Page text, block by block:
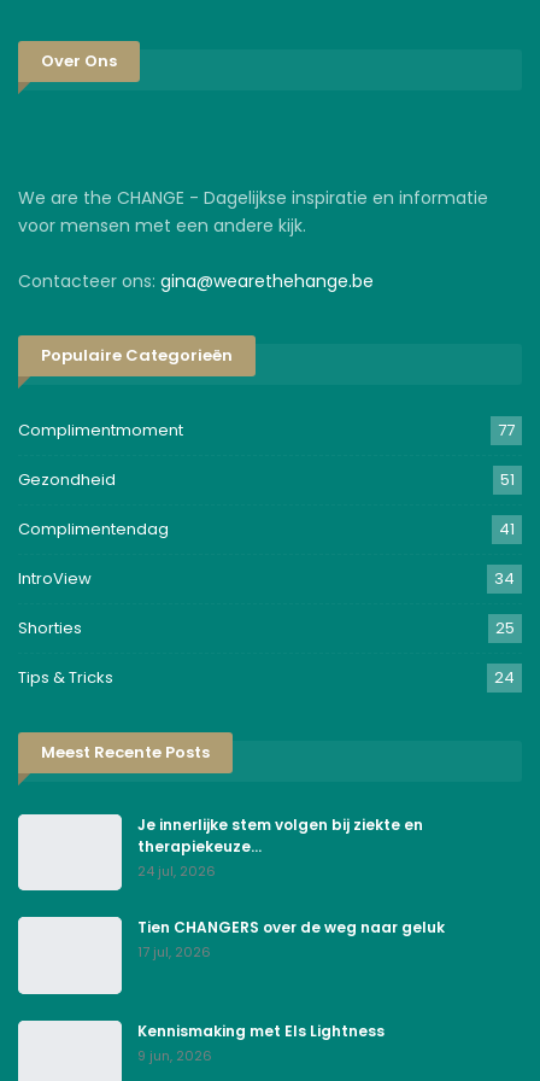
Over Ons
We are the CHANGE - Dagelijkse inspiratie en informatie
voor mensen met een andere kijk.
Contacteer ons: gina@wearethehange.be
Populaire Categorieën
Complimentmoment 77
Gezondheid 51
Complimentendag 41
IntroView 34
Shorties 25
Tips & Tricks 24
Meest Recente Posts
Je innerlijke stem volgen bij ziekte en
therapiekeuze…
24 jul, 2026
Tien CHANGERS over de weg naar geluk
17 jul, 2026
Kennismaking met Els Lightness
9 jun, 2026